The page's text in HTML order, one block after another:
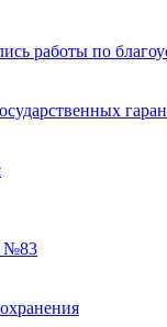
работы по
№83